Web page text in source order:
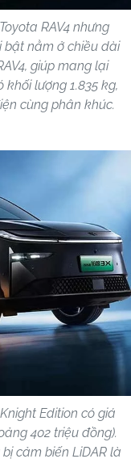
RAV4 nhưng
bật nằm ở chiều dài
giúp mang lại
lượng 1.835 kg,
cùng phân khúc.
Edition có giá
402 triệu đồng).
cảm biến LiDAR là